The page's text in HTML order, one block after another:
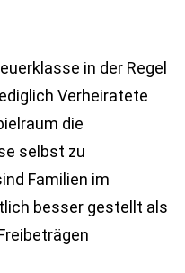
in der Regel
Verheiratete
die
selbst zu
Familien im
besser gestellt als